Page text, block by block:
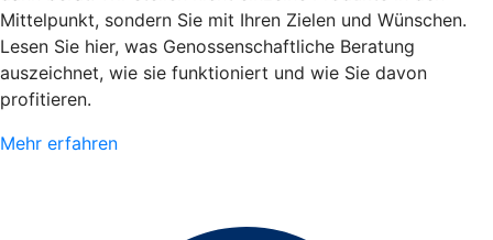
Mittelpunkt, sondern Sie mit Ihren Zielen und Wünschen.
Lesen Sie hier, was Genossenschaftliche Beratung
auszeichnet, wie sie funktioniert und wie Sie davon
profitieren.
Mehr erfahren